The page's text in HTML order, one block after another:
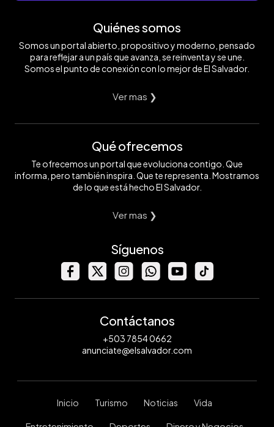
Quiénes somos
Somos un portal abierto, propositivo y moderno, pensado
para reflejar a un país que avanza, se reinventa y se une.
Somos el punto de conexión con lo mejor de El Salvador.
Ver mas ❯
Qué ofrecemos
Te ofrecemos un portal que evoluciona contigo. Que
informa, pero también inspira. Que te representa. Mostramos
de lo que está hecho El Salvador.
Ver mas ❯
Síguenos
Contáctanos
+503 7854 0662
anunciate@elsalvador.com
Inicio Turismo Noticias Vida